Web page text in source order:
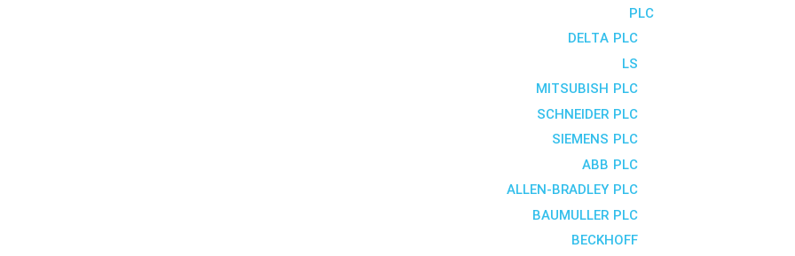
PLC
DELTA PLC
LS
MITSUBISH PLC
SCHNEIDER PLC
SIEMENS PLC
ABB PLC
ALLEN-BRADLEY PLC
BAUMULLER PLC
BECKHOFF